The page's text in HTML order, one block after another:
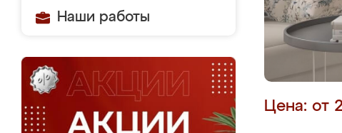
Наши работы
Цена: от